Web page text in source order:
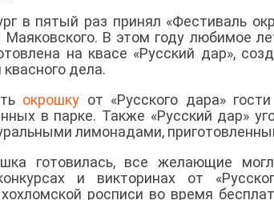
в пятый раз принял «Фестиваль
В этом году любимое
на квасе «Русский дар»,
дела.
окрошку от «Русского дара»
в парке. Также «Русский дар»
лимонадами,
готовилась, все желающие
и викторинах от
росписи во время